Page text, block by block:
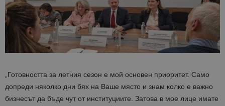
„Готовността за летния сезон е мой основен приоритет. Само
допреди няколко дни бях на Ваше място и знам колко е важно
бизнесът да бъде чут от институциите. Затова в мое лице имате